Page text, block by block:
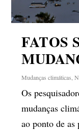
FATOS
Mudanças climáticas ,
Os
mudanças
ao ponto de as